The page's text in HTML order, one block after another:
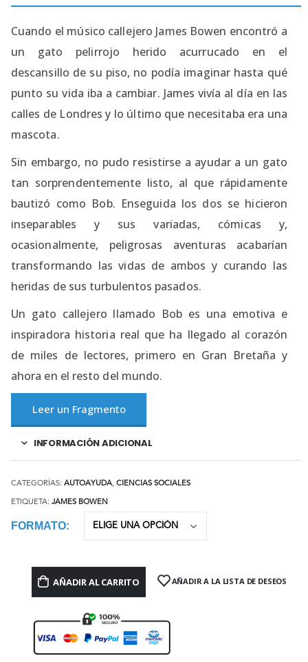
Cuando el músico callejero James Bowen encontró a
un gato pelirrojo herido acurrucado en el
descansillo de su piso, no podía imaginar hasta qué
punto su vida iba a cambiar. James vivía al día en las
calles de Londres y lo último que necesitaba era una
mascota.
Sin embargo, no pudo resistirse a ayudar a un gato
tan sorprendentemente listo, al que rápidamente
bautizó como Bob. Enseguida los dos se hicieron
inseparables y sus variadas, cómicas y,
ocasionalmente, peligrosas aventuras acabarían
transformando las vidas de ambos y curando las
heridas de sus turbulentos pasados.
Un gato callejero llamado Bob es una emotiva e
inspiradora historia real que ha llegado al corazón
de miles de lectores, primero en Gran Bretaña y
ahora en el resto del mundo.
Leer un Fragmento
INFORMACIÓN ADICIONAL
CATEGORÍAS: AUTOAYUDA, CIENCIAS SOCIALES
ETIQUETA: JAMES BOWEN
FORMATO
AÑADIR AL CARRITO AÑADIR A LA LISTA DE DESEOS